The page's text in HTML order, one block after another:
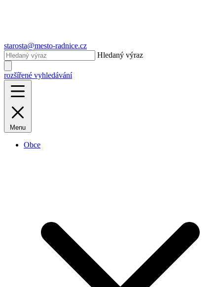
starosta@mesto-radnice.cz
Hledaný výraz
rozšířené vyhledávání
Menu
Obce